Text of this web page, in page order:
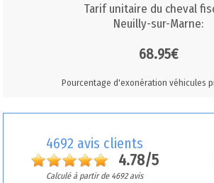
Tarif unitaire du cheval
Neuilly-sur-Marne:
68.95€
Pourcentage d'exonération véhicules
4692 avis clients
4.78/5
Calculé à partir de 4692 avis